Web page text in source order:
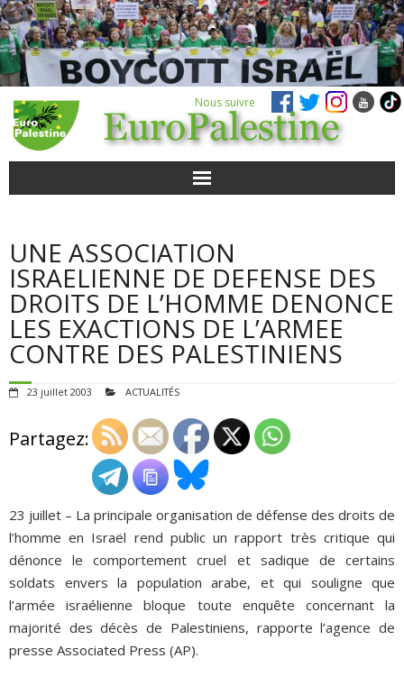
Nous suivre
POUR AGIR
AGENDA
VIDÉOS
QUI SOMMES-NOUS ?
ADHÉSIONS, DONS, CONTACT
UNE ASSOCIATION
ISRAELIENNE DE DEFENSE DES
DROITS DE L’HOMME DENONCE
LES EXACTIONS DE L’ARMEE
CONTRE DES PALESTINIENS
23 juillet 2003 ACTUALITÉS
Partagez:
23 juillet – La principale organisation de défense des droits de
l’homme en Israël rend public un rapport très critique qui
dénonce le comportement cruel et sadique de certains
soldats envers la population arabe, et qui souligne que
l’armée israélienne bloque toute enquête concernant la
majorité des décès de Palestiniens, rapporte l’agence de
presse Associated Press (AP).